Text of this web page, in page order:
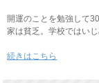
開運のことを勉強して
家は貧乏。学校ではい
続きはこちら